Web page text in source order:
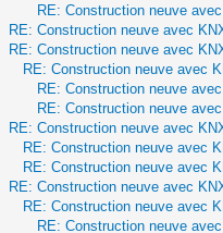
RE: Construction neuve
RE: Construction neuve avec
RE: Construction neuve avec
RE: Construction neuve avec
RE: Construction neuve
RE: Construction neuve
RE: Construction neuve avec
RE: Construction neuve avec
RE: Construction neuve avec
RE: Construction neuve avec
RE: Construction neuve avec
RE: Construction neuve